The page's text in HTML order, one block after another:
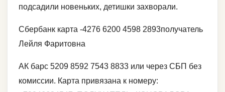
подсадили новеньких, детишки захворали.
Сбербанк карта -4276 6200 4598 2893получатель
Лейля Фаритовна
АК барс 5209 8592 7543 8833 или через СБП без
комиссии. Карта привязана к номеру: